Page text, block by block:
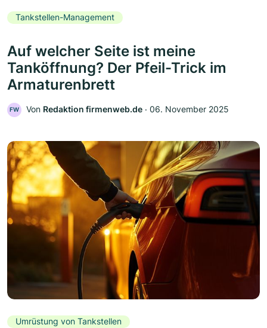
Tankstellen-Management
Auf welcher Seite ist meine
Tanköffnung? Der Pfeil-Trick im
Armaturenbrett
FW Von Redaktion firmenweb.de ‧ 06. November 2025
Umrüstung von Tankstellen